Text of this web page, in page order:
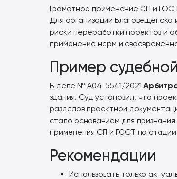
Грамотное применение СП и
Для организаций Благовещенска
риски переработки проектов и
применение норм и
Пример
В деле № А04-5541/2021
здания. Суд установил, что
разделов проектной
стало основанием для
применения СП и ГОСТ на стадии
Рекомендации
Использовать только